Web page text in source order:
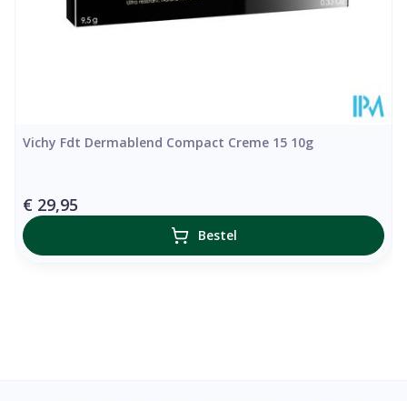
Vichy Fdt Dermablend Compact Creme 15 10g
€ 29,95
Bestel